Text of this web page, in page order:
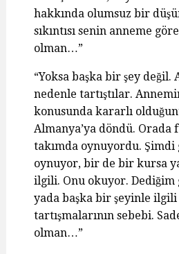
hakkında olumsuz bir
sıkıntısı senin anneme
olman…”
“Yoksa başka bir şey değil.
nedenle tartıştılar.
konusunda kararlı
Almanya’ya döndü.
takımda oynuyordu. Şimdi
oynuyor, bir de bir kursa
ilgili. Onu okuyor.
yada başka bir şeyinle
tartışmalarının sebebi.
olman…”